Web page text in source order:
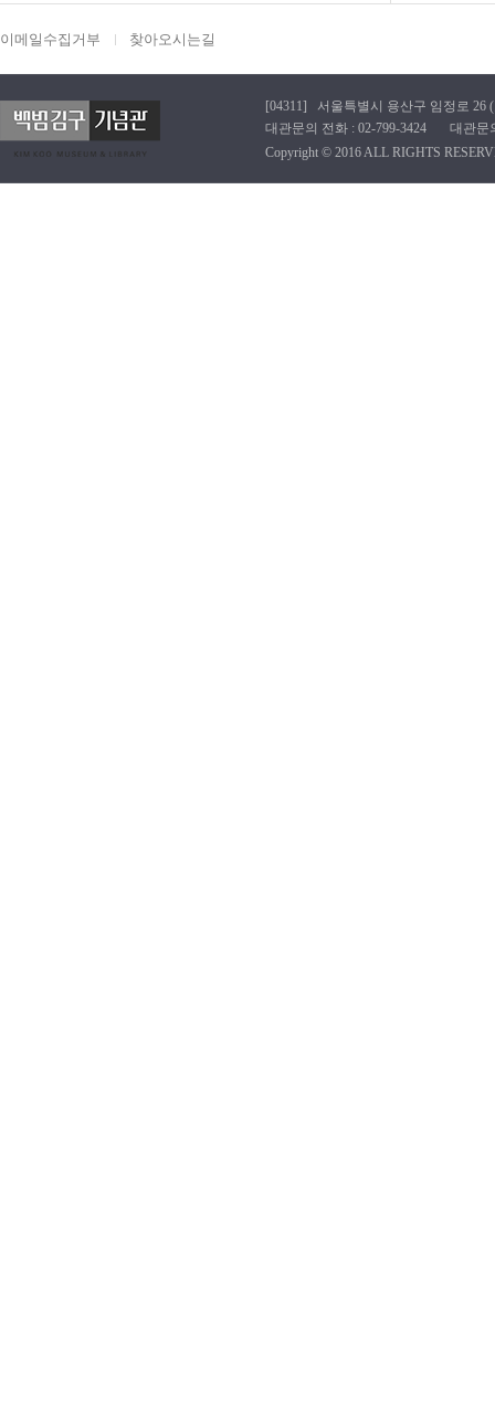
이메일수집거부 찾아오시는길
[04311] 서울특별시 용산구 임정로
대관문의 전화 : 02-799-3424 대관문
Copyright © 2016 ALL RIGHTS